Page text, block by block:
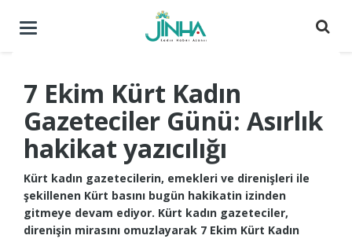
Menüyü
7 Ekim Kürt Kadın
Gazeteciler Günü: Asırlık
hakikat yazıcılığı
Kürt kadın gazetecilerin, emekleri ve direnişleri ile
şekillenen Kürt basını bugün hakikatin izinden
gitmeye devam ediyor. Kürt kadın gazeteciler,
direnişin mirasını omuzlayarak 7 Ekim Kürt Kadın